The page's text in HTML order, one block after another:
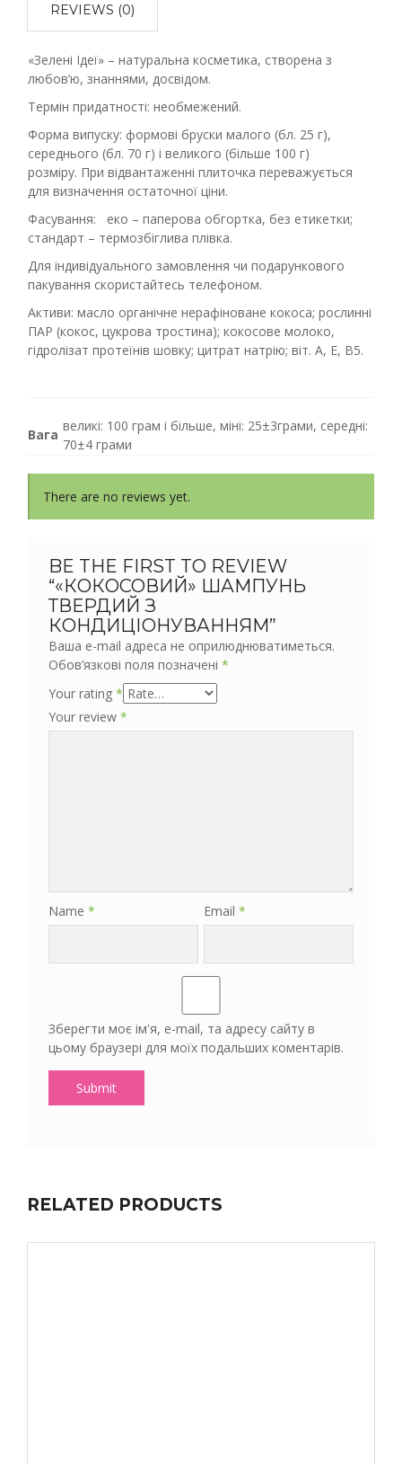
REVIEWS (0)
«Зелені Ідеї» – натуральна косметика, створена з
любов’ю, знаннями, досвідом.
Термін придатності: необмежений.
Форма випуску: формові бруски малого (бл. 25 г),
середнього (бл. 70 г) і великого (більше 100 г)
розміру. При відвантаженні плиточка переважується
для визначення остаточної ціни.
Фасування: еко – паперова обгортка, без етикетки;
стандарт – термозбіглива плівка.
Для індивідуального замовлення чи подарункового
пакування скористайтесь телефоном.
Активи: масло органічне нерафіноване кокоса; рослинні
ПАР (кокос, цукрова тростина); кокосове молоко,
гідролізат протеїнів шовку; цитрат натрію; віт. А, Е, В5.
Вага
великі: 100 грам і більше, міні: 25±3грами, середні:
70±4 грами
There are no reviews yet.
BE THE FIRST TO REVIEW
“«КОКОСОВИЙ» ШАМПУНЬ
ТВЕРДИЙ З
КОНДИЦІОНУВАННЯМ”
Ваша e-mail адреса не оприлюднюватиметься.
Обов’язкові поля позначені *
Your rating *
Your review *
Name * Email*
Зберегти моє ім'я, e-mail, та адресу сайту в
цьому браузері для моїх подальших коментарів.
RELATED PRODUCTS